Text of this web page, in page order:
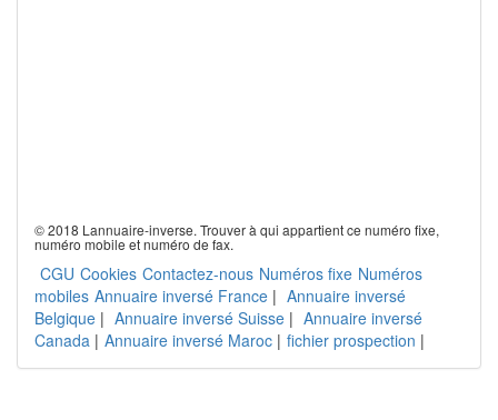
© 2018 Lannuaire-inverse. Trouver à qui appartient ce numéro fixe,
numéro mobile et numéro de fax.
CGU Cookies Contactez-nous Numéros fixe Numéros
mobiles Annuaire inversé France | Annuaire inversé
Belgique | Annuaire inversé Suisse | Annuaire inversé
Canada | Annuaire inversé Maroc | fichier prospection |